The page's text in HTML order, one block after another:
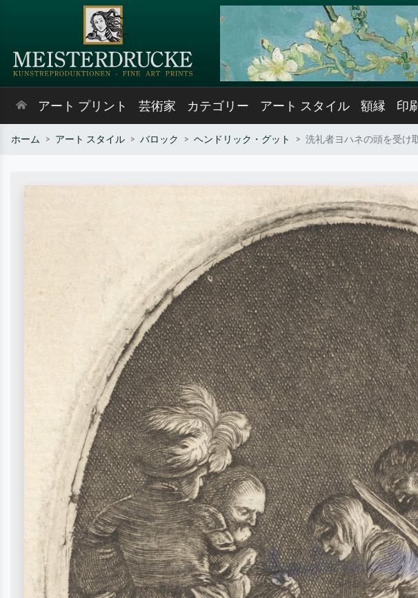
アート プリント 芸術家 カテゴリー アート スタイル 額縁 印
ホーム アート スタイル バロック ヘンドリック・グット 洗礼者ヨハネの頭を受け